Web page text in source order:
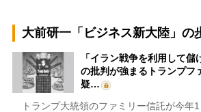
大前研一「ビジネス新大陸」の
「イラン戦争を利用して
の批判が強まるトランプフ
疑…
トランプ大統領のファミリー信託が今年